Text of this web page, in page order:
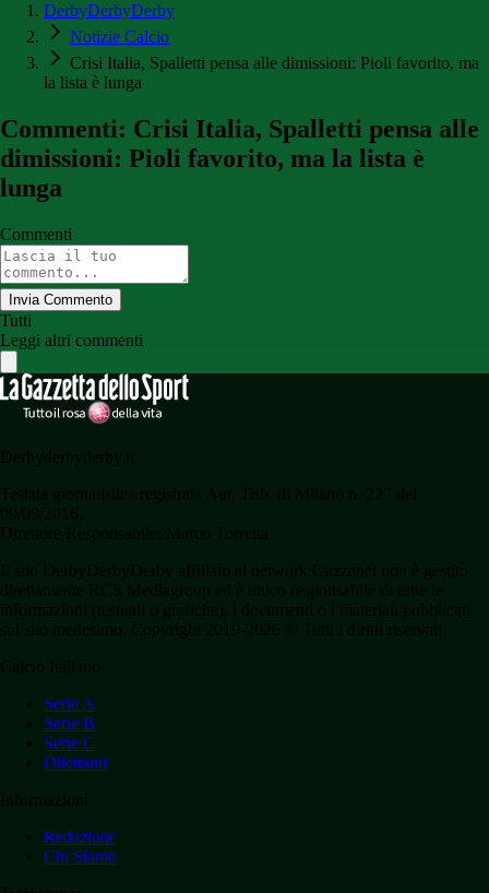
DerbyDerbyDerby
Notizie Calcio
Crisi Italia, Spalletti pensa alle dimissioni: Pioli favorito, ma
la lista è lunga
Commenti: Crisi Italia, Spalletti pensa alle
dimissioni: Pioli favorito, ma la lista è
lunga
Commenti
Invia Commento
Tutti
Leggi altri commenti
Serie A
Serie B
Serie C
Dilettanti
Redazione
Chi Siamo